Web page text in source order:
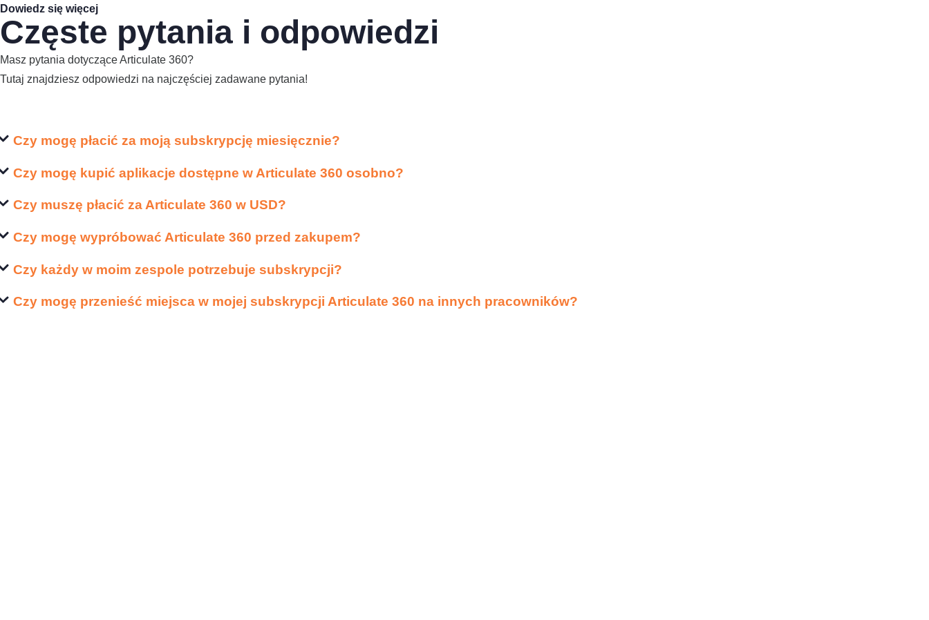
Dowiedz się więcej
Częste pytania i odpowiedzi
Masz pytania dotyczące Articulate 360?
Tutaj znajdziesz odpowiedzi na najczęściej zadawane pytania!
Czy mogę płacić za moją subskrypcję miesięcznie?
Czy mogę kupić aplikacje dostępne w Articulate 360 ​​osobno?
Czy muszę płacić za Articulate 360 ​​w USD?
Czy mogę wypróbować Articulate 360 ​​przed zakupem?
Czy każdy w moim zespole potrzebuje subskrypcji?
Czy mogę przenieść miejsca w mojej subskrypcji Articulate 360 ​​na innych pracowników?